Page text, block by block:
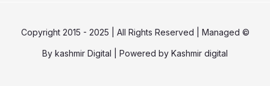
© Copyright 2015 - 2025 | All Rights Reserved | Managed
By kashmir Digital | Powered by Kashmir digital